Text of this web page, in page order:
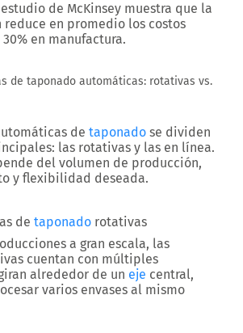
estudio de McKinsey muestra que la
en promedio los costos
en manufactura.
de taponado automáticas: rotativas vs.
de taponado se dividen
las rotativas y las en línea.
del volumen de producción,
y flexibilidad deseada.
de taponado rotativas
a gran escala, las
cuentan con múltiples
alrededor de un eje central,
varios envases al mismo